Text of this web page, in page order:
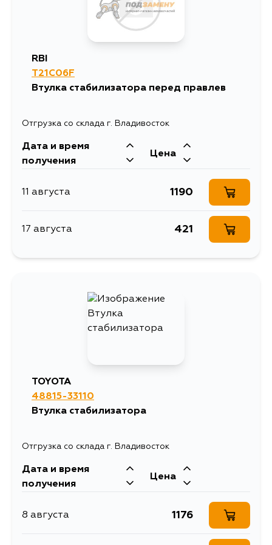
RBI
T21C06F
Втулка стабилизатора перед правлев
Отгрузка со склада г. Владивосток
Дата и время
получения
Цена
11 августа 1190
17 августа 421
TOYOTA
48815-33110
Втулка стабилизатора
Отгрузка со склада г. Владивосток
Дата и время
получения
Цена
8 августа 1176